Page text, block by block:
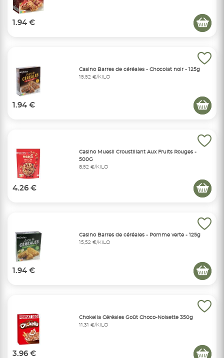
1.94 €
Casino Barres de céréales - Chocolat noir - 125g
15,52 €/KILO
1.94 €
Casino Muesli Croustillant Aux Fruits Rouges -
500G
8,52 €/KILO
4.26 €
Casino Barres de céréales - Pomme verte - 125g
15,52 €/KILO
1.94 €
Chokella Céréales Goût Choco-Noisette 350g
11,31 €/KILO
3.96 €